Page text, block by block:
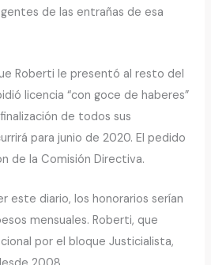
de las entrañas de esa
Roberti le presentó al resto del
licencia “con goce de haberes”
de todos sus
para junio de 2020. El pedido
de la Comisión Directiva.
este diario, los honorarios serían
mensuales. Roberti, que
por el bloque Justicialista,